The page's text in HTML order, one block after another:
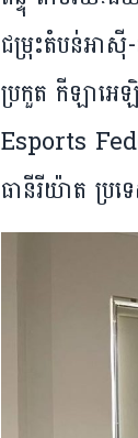
ជម្រុះ​តំបន់​អាស៊ី
ប្រកួត កីឡាអ
Esports
ធានីរីយ៉ាត ប្រ